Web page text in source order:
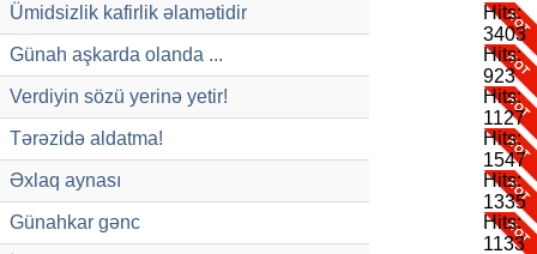
Ümidsizlik kafirlik əlamətidir
Hits:
3403
Günah aşkarda olanda ...
Hits:
923
Verdiyin sözü yerinə yetir!
Hits:
1127
Tərəzidə aldatma!
Hits:
1547
Əxlaq aynası
Hits:
1335
Günahkar gənc
Hits:
1133